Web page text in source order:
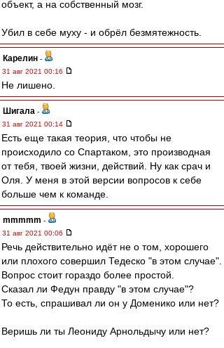
объект, а на собственный мозг.
Убил в себе муху - и обрёл безмятежность.
Карелин -
31 авг 2021 00:16
Не лишено.
Шигала -
31 авг 2021 00:14
Есть еще такая теория, что чтобы не
происходило со Спартаком, это производная
от тебя, твоей жизни, действий. Ну как срач и
Оля. У меня в этой версии вопросов к себе
больше чем к команде.
mmmmm -
31 авг 2021 00:06
Речь действительно идёт не о том, хорошего
или плохого совершил Тедеско "в этом случае".
Вопрос стоит гораздо более простой.
Сказал ли Федун правду "в этом случае"?
То есть, спрашивал ли он у Доменико или нет?
Веришь ли ты Леониду Арнольдычу или нет?